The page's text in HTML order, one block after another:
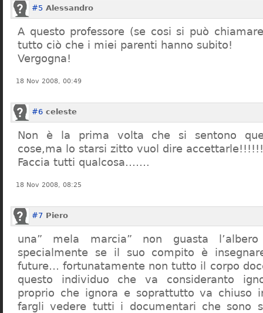
#5 Alessandro
A questo professore (se cosi si può
tutto ciò che i miei parenti hanno subito!
Vergogna!
18 Nov 2008, 00:49
#6 celeste
Non è la prima volta che si sentono
cose,ma lo starsi zitto vuol dire accettarle!!!!!!
Faccia tutti qualcosa…….
18 Nov 2008, 08:25
#7 Piero
una” mela marcia” non guasta
specialmente se il suo compito è
future… fortunatamente non tutto il corpo
questo individuo che va consideranto
proprio che ignora e soprattutto va chiuso
fargli vedere tutti i documentari che sono